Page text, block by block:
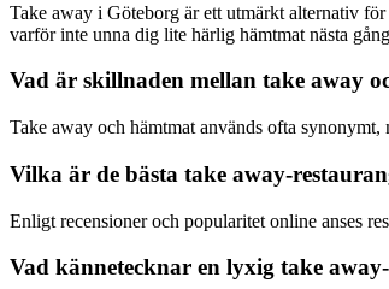
Take away i Göteborg är ett utmärkt alternativ
varför inte unna dig lite härlig hämtmat nästa
Vad är skillnaden mellan take away
Take away och hämtmat används ofta synonymt,
Vilka är de bästa take away-
Enligt recensioner och popularitet online anses
Vad kännetecknar en lyxig take